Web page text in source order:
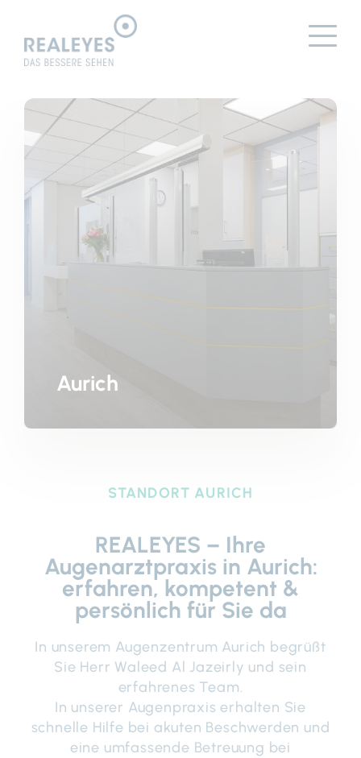
Aurich
STANDORT AURICH
REALEYES – Ihre
Augenarztpraxis in Aurich:
erfahren, kompetent &
persönlich für Sie da
In unserem Augenzentrum Aurich begrüßt
Sie Herr Waleed Al Jazeirly und sein
erfahrenes Team.
In unserer Augenpraxis erhalten Sie
schnelle Hilfe bei akuten Beschwerden und
eine umfassende Betreuung bei